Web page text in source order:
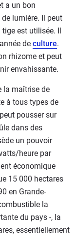
a un bon
lumière. Il peut
est utilisée. Il
de culture.
rhizome et peut
envahissante.
la maîtrise de
à tous types de
pousser sur
dans des
un pouvoir
heure par
économique
15 000 hectares
en Grande-
la
du pays -, la
essentiellement